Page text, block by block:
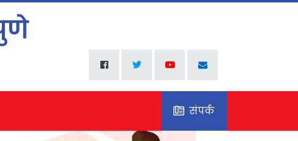
संपर्क